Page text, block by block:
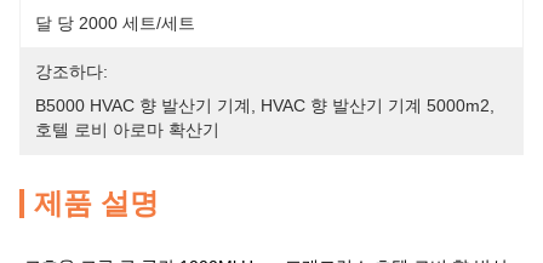
달 당 2000 세트/세트
강조하다:
B5000 HVAC 향 발산기 기계
HVAC 향 발산기 기계 5000m2
호텔 로비 아로마 확산기
제품 설명